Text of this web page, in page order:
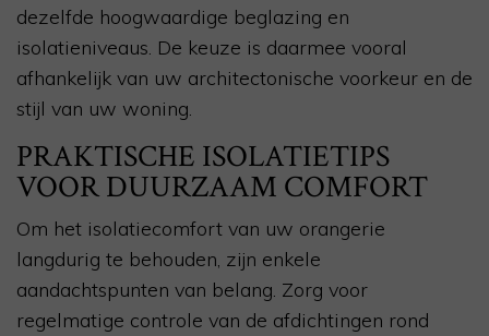
dezelfde hoogwaardige beglazing en
isolatieniveaus. De keuze is daarmee vooral
afhankelijk van uw architectonische voorkeur en de
stijl van uw woning.
PRAKTISCHE ISOLATIETIPS
VOOR DUURZAAM COMFORT
Om het isolatiecomfort van uw orangerie
langdurig te behouden, zijn enkele
aandachtspunten van belang. Zorg voor
regelmatige controle van de afdichtingen rond